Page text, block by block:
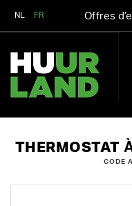
NL FR Offres
THERMOSTAT
CODE